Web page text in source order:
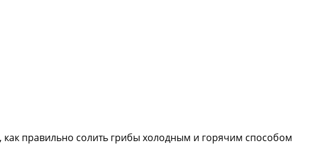
как правильно солить грибы холодным и горячим способом